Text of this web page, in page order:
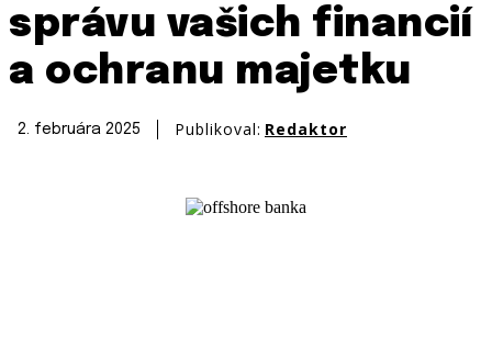
správu vašich financií
a ochranu majetku
2. februára 2025 Publikoval: Redaktor